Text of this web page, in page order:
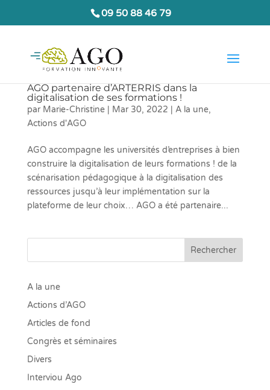
09 50 88 46 79
AGO partenaire d’ARTERRIS dans la
digitalisation de ses formations !
par Marie-Christine| Mar 30, 2022 A la une,
Actions d'AGO
AGO accompagne les universités d’entreprises à bien
construire la digitalisation de leurs formations ! de la
scénarisation pédagogique à la digitalisation des
ressources jusqu’à leur implémentation sur la
plateforme de leur choix… AGO a été partenaire...
Rechercher
A la une
Actions d’AGO
Articles de fond
Congrès et séminaires
Divers
Interviou Ago